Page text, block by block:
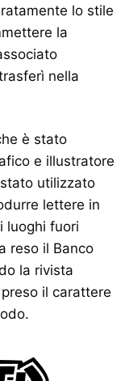
lo stile
la
nella
è stato
e illustratore
utilizzato
lettere in
luoghi fuori
reso il Banco
la rivista
il carattere